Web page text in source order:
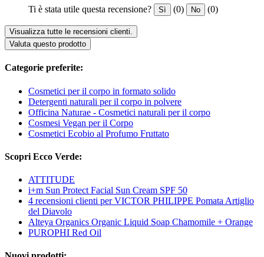
Ti è stata utile questa recensione? Sì (0) No (0)
Visualizza tutte le recensioni clienti.
Valuta questo prodotto
Categorie preferite:
Cosmetici per il corpo in formato solido
Detergenti naturali per il corpo in polvere
Officina Naturae - Cosmetici naturali per il corpo
Cosmesi Vegan per il Corpo
Cosmetici Ecobio al Profumo Fruttato
Scopri Ecco Verde:
ATTITUDE
i+m Sun Protect Facial Sun Cream SPF 50
4 recensioni clienti per VICTOR PHILIPPE Pomata Artiglio
del Diavolo
Alteya Organics Organic Liquid Soap Chamomile + Orange
PUROPHI Red Oil